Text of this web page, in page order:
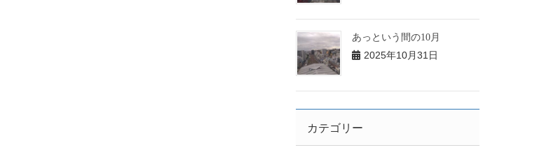
あっという間の10月
2025年10月31日
カテゴリー